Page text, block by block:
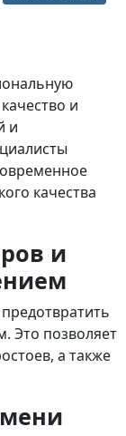
и
и
качества
и
Это позволяет
а также